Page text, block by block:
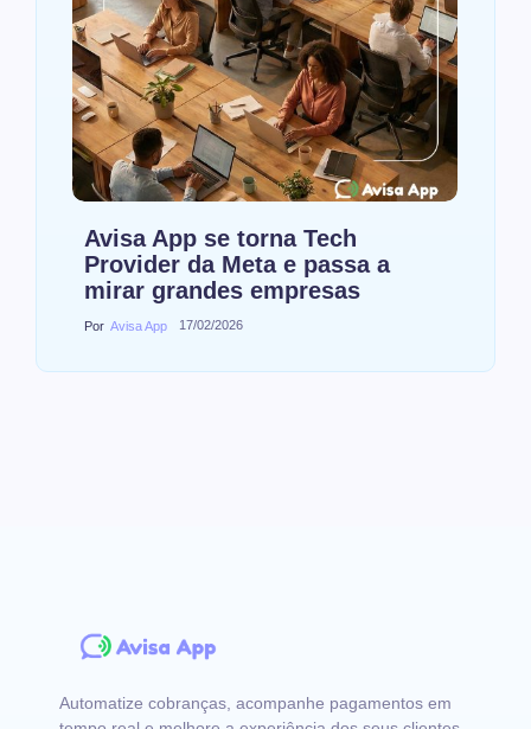
Avisa App se torna Tech
Provider da Meta e passa a
mirar grandes empresas
Por Avisa App 17/02/2026
Automatize cobranças, acompanhe pagamentos em